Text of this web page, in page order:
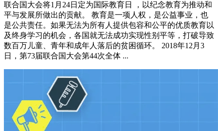
联合国大会将1月24日定为国际教育日 ，以纪念教育为推动和
平与发展所做出的贡献。 教育是一项人权，是公益事业，也
是公共责任。如果无法为所有人提供包容和公平的优质教育以
及终身学习的机会，各国就无法成功实现性别平等，打破导致
数百万儿童、青年和成年人落后的贫困循环。 2018年12月3
日，第73届联合国大会第44次全体 ...